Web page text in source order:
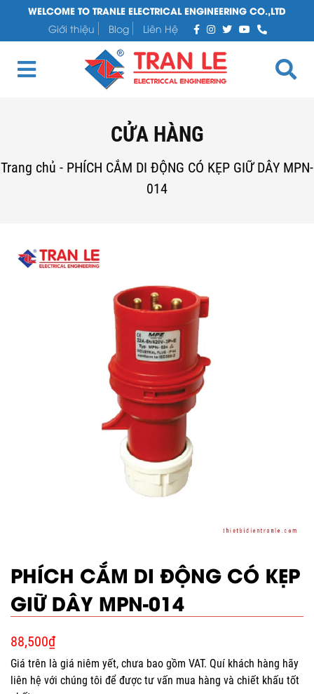
WELCOME TO TRANLE ELECTRICAL ENGINEERING CO.,LTD
Giới thiệu
Blog Liên Hệ
CỬA HÀNG
Trang chủ - PHÍCH CẮM DI ĐỘNG CÓ KẸP GIỮ DÂY MPN-
014
PHÍCH CẮM DI ĐỘNG CÓ KẸP
GIỮ DÂY MPN-014
88,500₫
Giá trên là giá niêm yết, chưa bao gồm VAT. Quí khách hàng hãy
liên hệ với chúng tôi để được tư vấn mua hàng và chiết khấu tốt